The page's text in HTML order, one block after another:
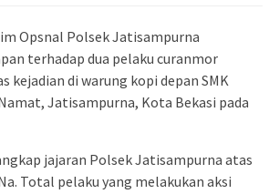
Opsnal Polsek Jatisampurna
terhadap dua pelaku curanmor
kejadian di warung kopi depan SMK
Jatisampurna, Kota Bekasi pada
jajaran Polsek Jatisampurna atas
Total pelaku yang melakukan aksi